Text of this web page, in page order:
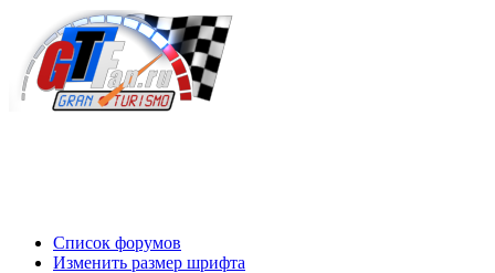
Список форумов
Изменить размер шрифта